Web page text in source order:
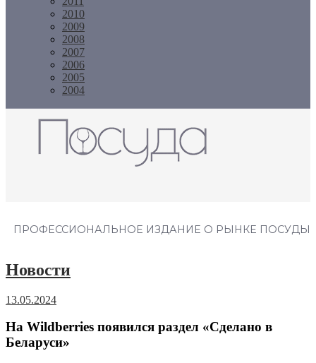
2010
2009
2008
2007
2006
2005
2004
ПРОФЕССИОНАЛЬНОЕ ИЗДАНИЕ О РЫНКЕ ПОСУДЫ
Новости
13.05.2024
На Wildberries появился раздел «Сделано в
Беларуси»